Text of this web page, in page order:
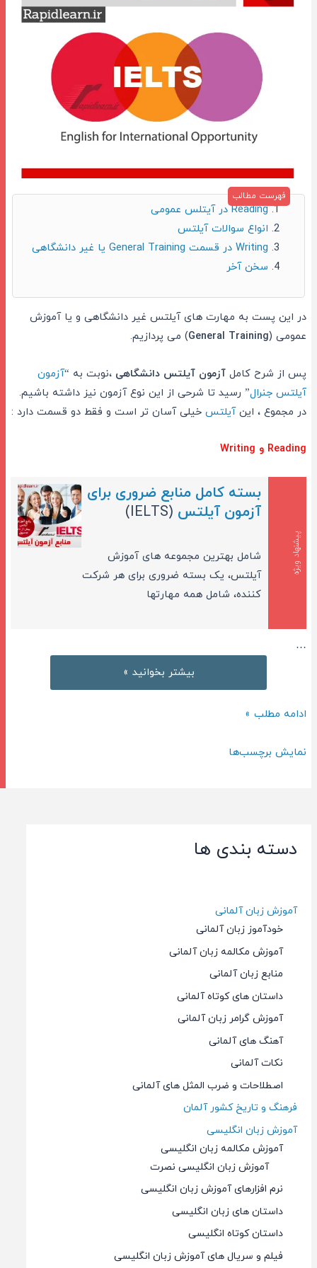
دسته بندی ها
آموزش زبان آلمانی
خودآموز زبان آلمانی
آموزش مکالمه زبان آلمانی
منابع زبان آلمانی
داستان های کوتاه آلمانی
آموزش گرامر زبان آلمانی
آهنگ های آلمانی
نکات آلمانی
اصطلاحات و ضرب المثل های آلمانی
فرهنگ و تاریخ کشور آلمان
آموزش زبان انگلیسی
آموزش مکالمه زبان انگلیسی
آموزش زبان انگلیسی نصرت
نرم افزارهای آموزش زبان انگلیسی
داستان های زبان انگلیسی
داستان کوتاه انگلیسی
فیلم و سریال های آموزش زبان انگلیسی
Reading در آیتلس عمومی
انواع سوالات آیلتس
Writing در قسمت General Training یا غیر دانشگاهی
سخن آخر
در این پست به مهارت های آیلتس غیر دانشگاهی و یا آموزش
عمومی (General Training) می پردازیم.
پس از شرح کاملآزمون آیلتس دانشگاهی ،نوبت به “آزمون
آیلتس جنرال” رسید تا شرحی از این نوع آزمون نیز داشته باشیم.
در مجموع ، اینآیلتس خیلی آسان تر است و فقط دو قسمت دارد :
Reading و Writing
پیشنهاد ویژه
بسته کامل منابع ضروری برای
آزمون آیلتس (IELTS)
شامل بهترین مجموعه های آموزش
آیلتس، یک بسته ضروری برای هر شرکت
کننده، شامل همه مهارتها
…
آزمون
آیلتس
بیشتر بخوانید »
آزمون
جنرال
ادامه مطلب »
نمایش برچسب‌ها